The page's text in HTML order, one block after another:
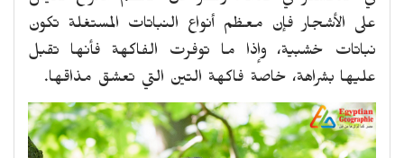
على الأشجار فإن معظم أنواع النباتات المستغلة تكون
نباتات خشبية، وإذا ما توفرت الفاكهة فأنها تقبل
عليها بشراهة، خاصة فاكهة التين التي تعشق مذاقها.